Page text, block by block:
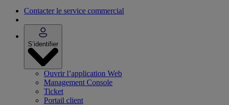
Contacter le service commercial
S’identifier
Ouvrir l’application Web
Management Console
Ticket
Portail client